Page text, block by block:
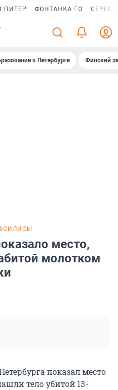
ПИТЕР ФОНТАНКА ГО
в Петербурге Финский
место,
молотком
показал место
тело убитой 13-